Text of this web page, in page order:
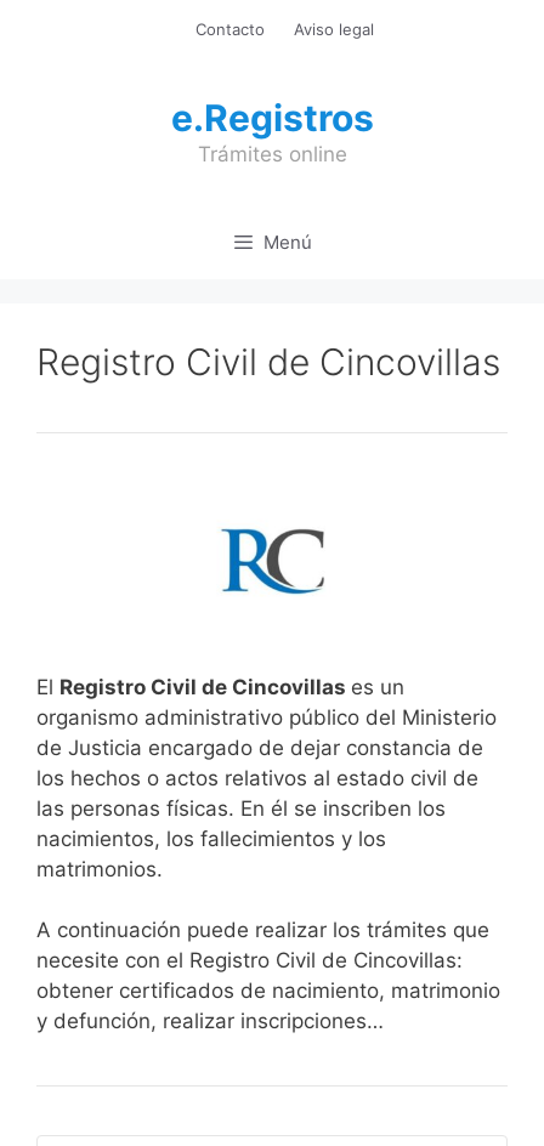
Contacto Aviso legal
e.Registros
Trámites online
Menú
Registro Civil de Cincovillas
El Registro Civil de Cincovillas es un
organismo administrativo público del Ministerio
de Justicia encargado de dejar constancia de
los hechos o actos relativos al estado civil de
las personas físicas. En él se inscriben los
nacimientos, los fallecimientos y los
matrimonios.
A continuación puede realizar los trámites que
necesite con el Registro Civil de Cincovillas:
obtener certificados de nacimiento, matrimonio
y defunción, realizar inscripciones…